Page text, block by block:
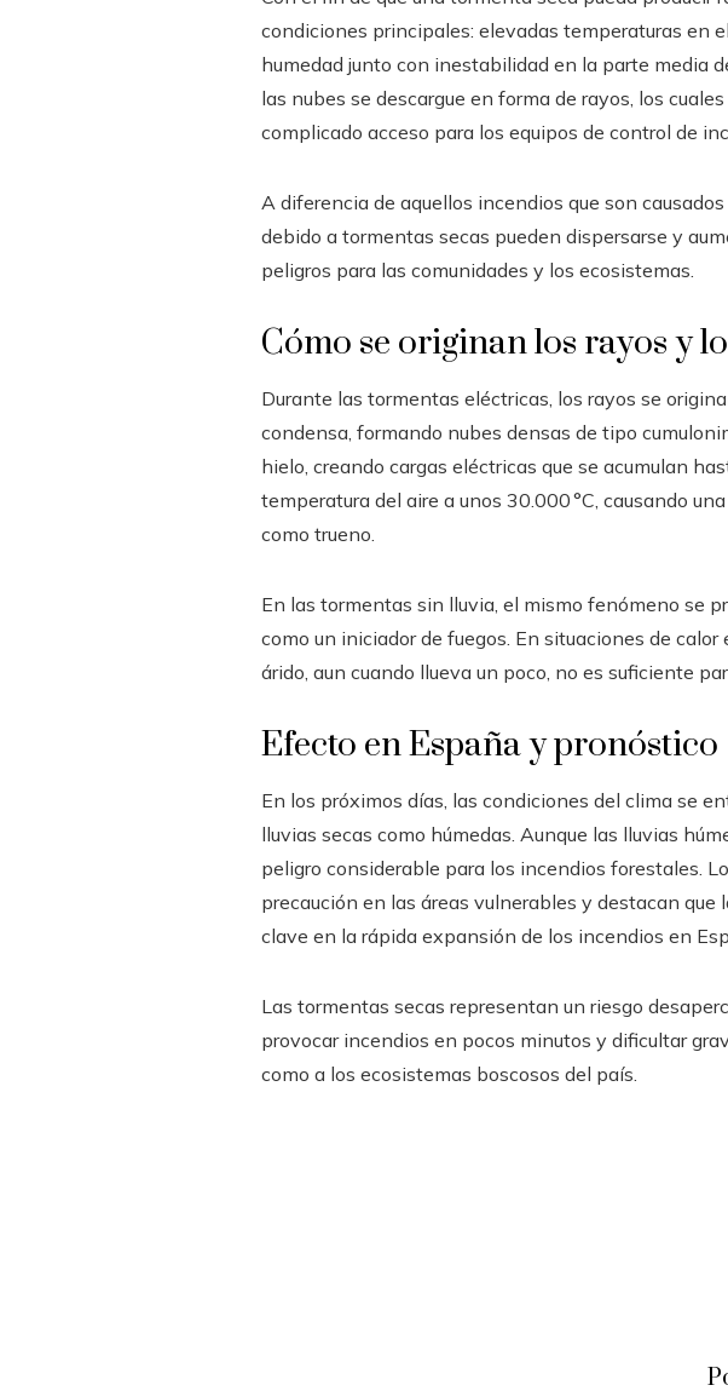
condiciones principales: elevadas temperaturas en
humedad junto con inestabilidad en la parte media
las nubes se descargue en forma de rayos, los
complicado acceso para los equipos de control de
A diferencia de aquellos incendios que son
debido a tormentas secas pueden dispersarse y
peligros para las comunidades y los ecosistemas.
Cómo se originan los rayos y
Durante las tormentas eléctricas, los rayos se
condensa, formando nubes densas de tipo
hielo, creando cargas eléctricas que se acumulan
temperatura del aire a unos 30.000 °C, causando
como trueno.
En las tormentas sin lluvia, el mismo fenómeno se
como un iniciador de fuegos. En situaciones de
árido, aun cuando llueva un poco, no es suficiente
Efecto en España y pronóstico
En los próximos días, las condiciones del clima se
lluvias secas como húmedas. Aunque las lluvias
peligro considerable para los incendios forestales.
precaución en las áreas vulnerables y destacan
clave en la rápida expansión de los incendios en
Las tormentas secas representan un riesgo
provocar incendios en pocos minutos y dificultar
como a los ecosistemas boscosos del país.